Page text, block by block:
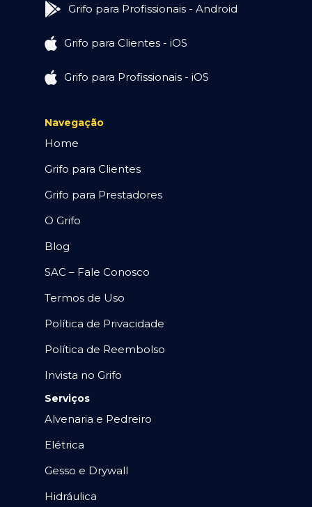
Grifo para Profissionais - Android
Grifo para Clientes - iOS
Grifo para Profissionais - iOS
Navegação
Home
Grifo para Clientes
Grifo para Prestadores
O Grifo
Blog
SAC – Fale Conosco
Termos de Uso
Política de Privacidade
Política de Reembolso
Invista no Grifo
Serviços
Alvenaria e Pedreiro
Elétrica
Gesso e Drywall
Hidráulica